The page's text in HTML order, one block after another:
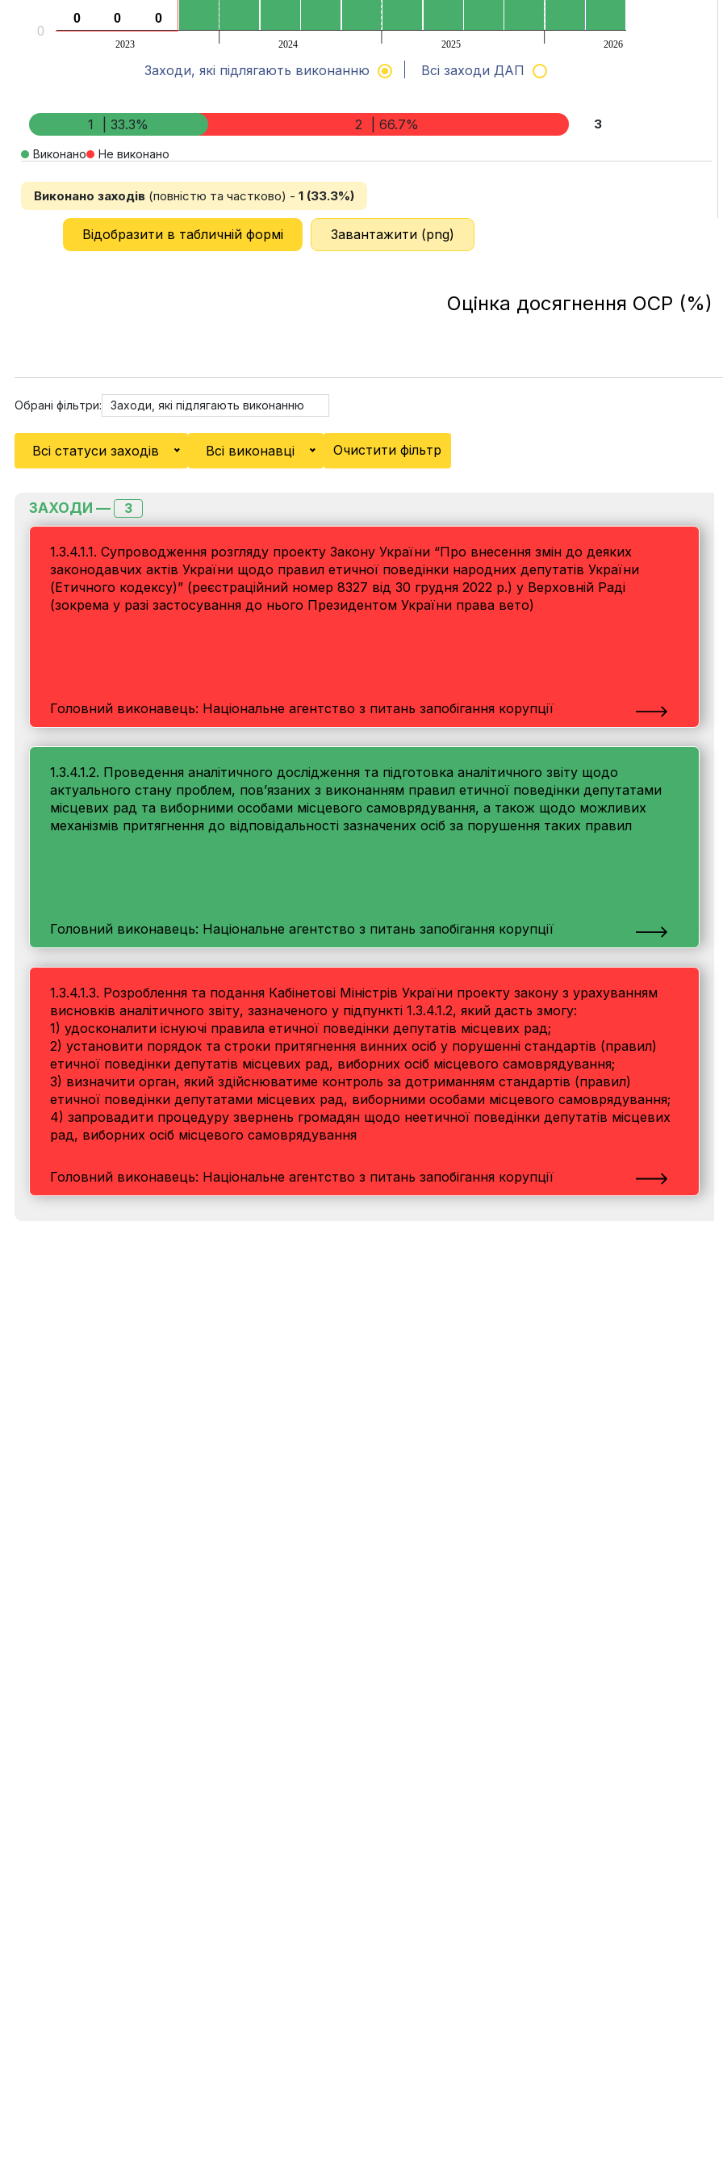
0
0 0
0 0
0
2023 2024 2025 2026
0
Заходи, які підлягають виконанню Всі заходи ДАП
1 | 33.3% 2 | 66.7% 3
Виконано Не виконано
Виконано заходів(повністю та частково) - 1 (33.3%)
Відобразити в табличній формі Завантажити (png)
Оцінка досягнення ОСР (%)
Обрані фільтри: Заходи, які підлягають виконанню
Всі статуси заходів Всі виконавці Очистити фільтр
ЗАХОДИ — 3
1.3.4.1.1. Супроводження розгляду проекту Закону України “Про внесення змін до деяких
законодавчих актів України щодо правил етичної поведінки народних депутатів України
(Етичного кодексу)” (реєстраційний номер 8327 від 30 грудня 2022 р.) у Верховній Раді
(зокрема у разі застосування до нього Президентом України права вето)
Головний виконавець: Національне агентство з питань запобігання корупції
1.3.4.1.2. Проведення аналітичного дослідження та підготовка аналітичного звіту щодо
актуального стану проблем, пов’язаних з виконанням правил етичної поведінки депутатами
місцевих рад та виборними особами місцевого самоврядування, а також щодо можливих
механізмів притягнення до відповідальності зазначених осіб за порушення таких правил
Головний виконавець: Національне агентство з питань запобігання корупції
1.3.4.1.3. Розроблення та подання Кабінетові Міністрів України проекту закону з урахуванням
висновків аналітичного звіту, зазначеного у підпункті 1.3.4.1.2, який дасть змогу:
1) удосконалити існуючі правила етичної поведінки депутатів місцевих рад;
2) установити порядок та строки притягнення винних осіб у порушенні стандартів (правил)
етичної поведінки депутатів місцевих рад, виборних осіб місцевого самоврядування;
3) визначити орган, який здійснюватиме контроль за дотриманням стандартів (правил)
етичної поведінки депутатами місцевих рад, виборними особами місцевого самоврядування;
4) запровадити процедуру звернень громадян щодо неетичної поведінки депутатів місцевих
рад, виборних осіб місцевого самоврядування
Головний виконавець: Національне агентство з питань запобігання корупції